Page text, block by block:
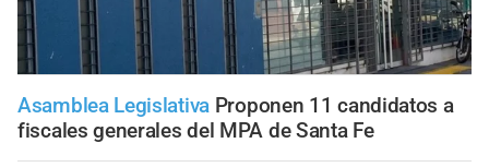
Asamblea Legislativa Proponen 11 candidatos a
fiscales generales del MPA de Santa Fe